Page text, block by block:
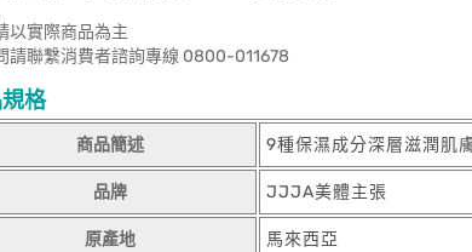
以實際商品為主
請聯繫消費者諮詢專線 0800-011678
格
商品簡述 9種保濕成分深層滋潤肌
品牌 JJJA美體主張
原產地 馬來西亞